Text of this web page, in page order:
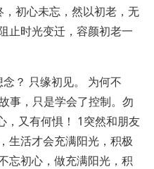
初心未忘，然以初老，无
止时光变迁，容颜初老一
？ 只缘初见。 为何不
事，只是学会了控制。勿
，又有何惧！ 1突然和朋友
生活才会充满阳光，积极
忘初心，做充满阳光，积